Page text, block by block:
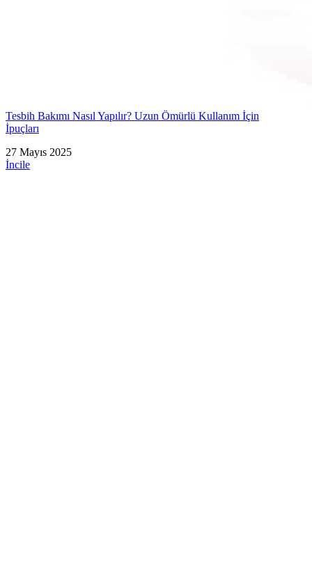
Tesbih Bakımı Nasıl Yapılır? Uzun Ömürlü Kullanım İçin
İpuçları
27 Mayıs 2025
İncile